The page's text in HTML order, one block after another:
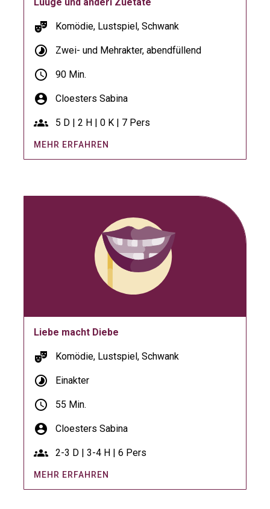
theater_comedy Komödie, Lustspiel, Schwank
timelapse Zwei- und Mehrakter, abendfüllend
schedule 90 Min.
account_circle Cloesters Sabina
groups 5 D | 2 H | 0 K | 7 Pers
MEHR ERFAHREN
Liebe macht Diebe
theater_comedy Komödie, Lustspiel, Schwank
timelapse Einakter
schedule 55 Min.
account_circle Cloesters Sabina
groups 2-3 D | 3-4 H | 6 Pers
MEHR ERFAHREN